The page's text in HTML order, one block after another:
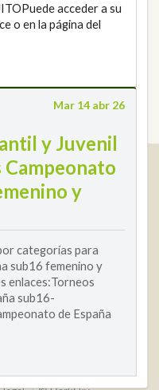
acceder a su
o en la página del
Mar 14 abr 26
y Juvenil
Campeonato
y
categorías para
sub16 femenino y
enlaces:Torneos
sub16-
de España
de Golf
España
Contacto
Política de Privacidad